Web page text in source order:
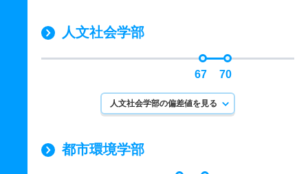
人文社会学部
67 70
人文社会学部の偏差値を見る
都市環境学部